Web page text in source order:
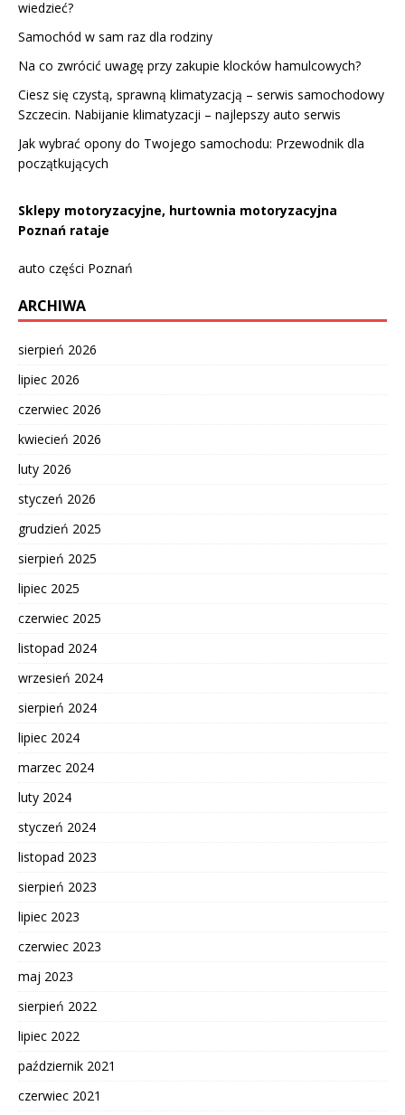
wiedzieć?
Samochód w sam raz dla rodziny
Na co zwrócić uwagę przy zakupie klocków hamulcowych?
Ciesz się czystą, sprawną klimatyzacją – serwis samochodowy
Szczecin. Nabijanie klimatyzacji – najlepszy auto serwis
Jak wybrać opony do Twojego samochodu: Przewodnik dla
początkujących
Sklepy motoryzacyjne, hurtownia motoryzacyjna
Poznań rataje
auto części Poznań
ARCHIWA
sierpień 2026
lipiec 2026
czerwiec 2026
kwiecień 2026
luty 2026
styczeń 2026
grudzień 2025
sierpień 2025
lipiec 2025
czerwiec 2025
listopad 2024
wrzesień 2024
sierpień 2024
lipiec 2024
marzec 2024
luty 2024
styczeń 2024
listopad 2023
sierpień 2023
lipiec 2023
czerwiec 2023
maj 2023
sierpień 2022
lipiec 2022
październik 2021
czerwiec 2021